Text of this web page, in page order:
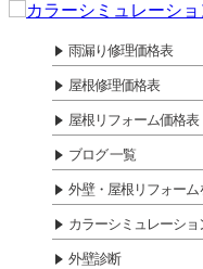
雨漏り修理価格表
屋根修理価格表
屋根リフォーム価格表
ブログ 一覧
外壁・屋根リフォー
カラーシミュレーショ
外壁診断